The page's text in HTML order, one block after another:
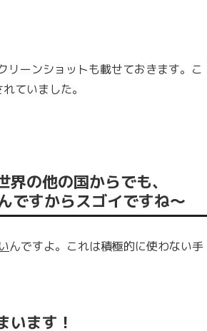
ーンショットも載せておきます。こ
ていました。
の他の国からでも、
ですからスゴイですね〜
んですよ。これは積極的に使わない手
います！